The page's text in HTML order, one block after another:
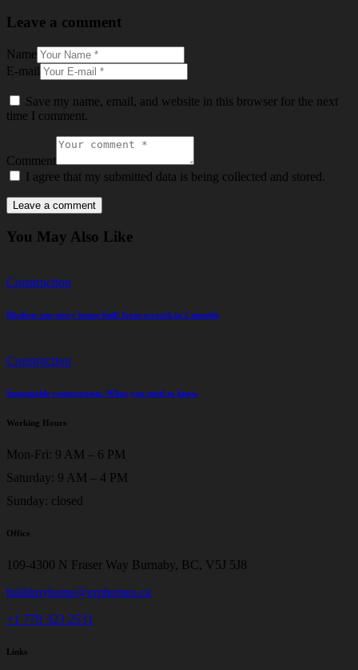
Leave a comment
Name
E-mail
Save my name, email, and website in this browser for the next
time I comment.
Comment
I agree that my submitted data is being collected and stored.
You May Also Like
Construction
Modern one-story house built from scratch in 2 months
Construction
Sustainable construction: What you need to know
Working Hours
Mon-Fri: 9 AM – 6 PM
Saturday: 9 AM – 4 PM
Sunday: closed
Office
109-4300 N Fraser Way Burnaby, BC, V5J 5J8
buildmyhome@erphomes.ca
+1 778 323 2531
Links